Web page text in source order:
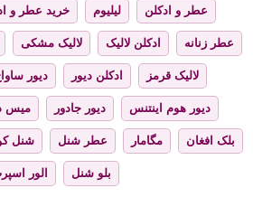
عطر و ادکلن لیلیوم خرید عطر و
عطر زنانه ادکلن لالیک لالیک مشکی
لالیک قرمز ادکلن دیور دیور
دیور هوم اینتنس دیور جادور میس
بلک افغان مگامار عطر شنل شنل
بلو شنل الور